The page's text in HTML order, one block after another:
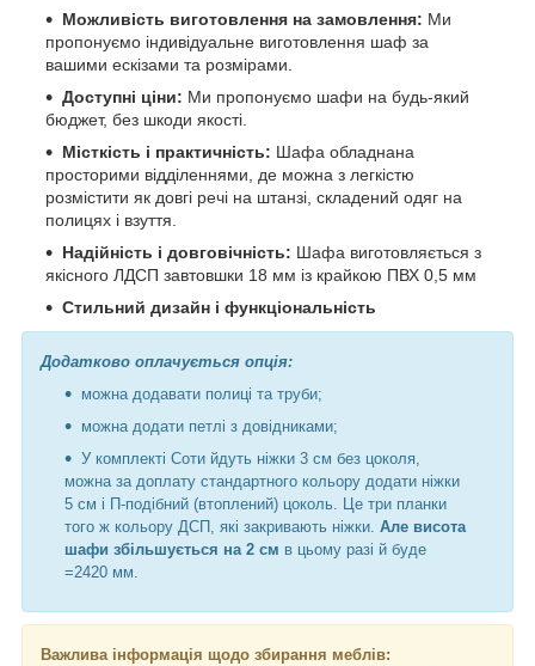
Можливість виготовлення на замовлення: Ми
пропонуємо індивідуальне виготовлення шаф за
вашими ескізами та розмірами.
Доступні ціни: Ми пропонуємо шафи на будь-який
бюджет, без шкоди якості.
Місткість і практичність: Шафа обладнана
просторими відділеннями, де можна з легкістю
розмістити як довгі речі на штанзі, складений одяг на
полицях і взуття.
Надійність і довговічність: Шафа виготовляється з
якісного ЛДСП завтовшки 18 мм із крайкою ПВХ 0,5 мм
Стильний дизайн і функціональність
Додатково оплачується опція:
можна додавати полиці та труби;
можна додати петлі з довідниками;
У комплекті Соти йдуть ніжки 3 см без цоколя,
можна за доплату стандартного кольору додати ніжки
5 см і П-подібний (втоплений) цоколь. Це три планки
того ж кольору ДСП, які закривають ніжки. Але висота
шафи збільшується на 2 см в цьому разі й буде
=2420 мм.
Важлива інформація щодо збирання меблів: